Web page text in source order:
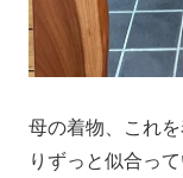
母の着物、これ
りずっと似合って